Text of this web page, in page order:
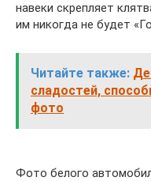
навеки скрепляет
им никогда не будет
Читайте также:
сладостей,
фото
Фото белого